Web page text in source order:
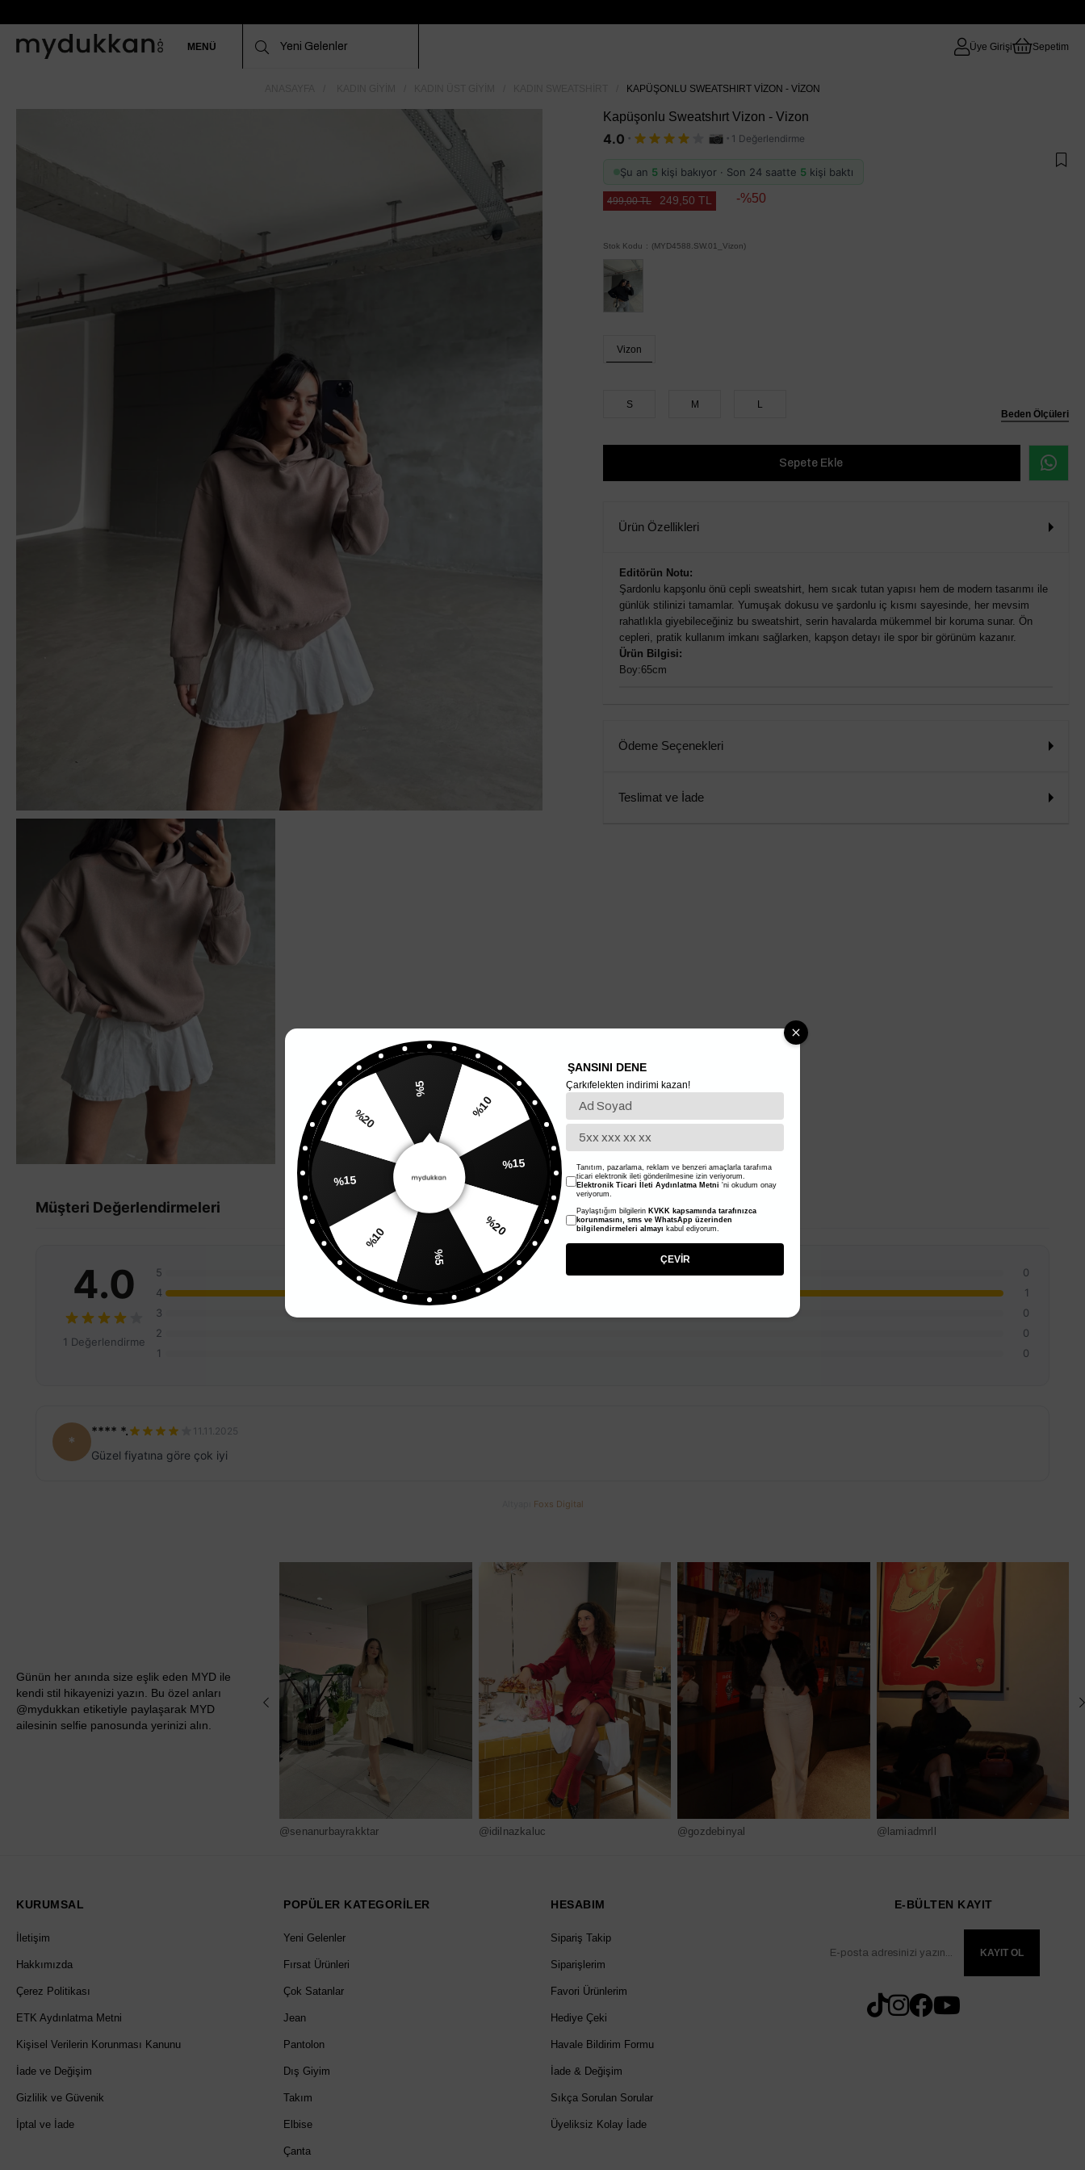
MENÜ Üye Girişi Sepetim
KAPÜŞONLU SWEATSHIRT VIZON - VIZON
Kapüşonlu Sweatshırt Vizon - Vizon
4.0 · · 1 Değerlendirme
Şu an 5 kişi bakıyor · Son 24 saatte 5 kişi baktı
499,00 TL 249,50 TL 50
Stok Kodu (MYD4588.SW.01_Vizon)
Beden Ölçüleri
Vizon
S M L
Ürün Özellikleri
Editörün Notu:
Şardonlu kapşonlu önü cepli sweatshirt, hem sıcak tutan yapısı hem de modern tasarımı ile
günlük stilinizi tamamlar. Yumuşak dokusu ve şardonlu iç kısmı sayesinde, her mevsim
rahatlıkla giyebileceğiniz bu sweatshirt, serin havalarda mükemmel bir koruma sunar. Ön
cepleri, pratik kullanım imkanı sağlarken, kapşon detayı ile spor bir görünüm kazanır.
Ürün Bilgisi:
Boy:65cm
Ödeme Seçenekleri
Teslimat ve İade
Müşteri Değerlendirmeleri
4.0
1 Değerlendirme
5
0
4
1
3
0
2
0
1
0
*
**** *. 11.11.2025
Güzel fiyatına göre çok iyi
Foxs Digital
Günün her anında size eşlik eden MYD ile
kendi stil hikayenizi yazın. Bu özel anları
@mydukkan etiketiyle paylaşarak MYD
ailesinin selfie panosunda yerinizi alın.
@senanurbayrakktar @idilnazkaluc @gozdebinyal @lamiadmrll
KURUMSAL
İletişim
Hakkımızda
Çerez Politikası
ETK Aydınlatma Metni
Kişisel Verilerin Korunması Kanunu
İade ve Değişim
Gizlilik ve Güvenik
İptal ve İade
POPÜLER KATEGORİLER
Yeni Gelenler
Fırsat Ürünleri
Çok Satanlar
Jean
Pantolon
Dış Giyim
Takım
Elbise
Çanta
HESABIM
Sipariş Takip
Siparişlerim
Favori Ürünlerim
Hediye Çeki
Havale Bildirim Formu
İade & Değişim
Sıkça Sorulan Sorular
Üyeliksiz Kolay İade
E-BÜLTEN KAYIT
KAYIT OL
%10
%20
ŞANSINI DENE
Çarkıfelekten indirimi kazan!
Tanıtım, pazarlama, reklam ve benzeri amaçlarla tarafıma
ticari elektronik ileti gönderilmesine izin veriyorum.
Elektronik Ticari İleti Aydınlatma Metni 'ni okudum onay
veriyorum.
Paylaştığım bilgilerin KVKK kapsamında tarafınızca
korunmasını, sms ve WhatsApp üzerinden
bilgilendirmeleri almayı kabul ediyorum.
ÇEVİR